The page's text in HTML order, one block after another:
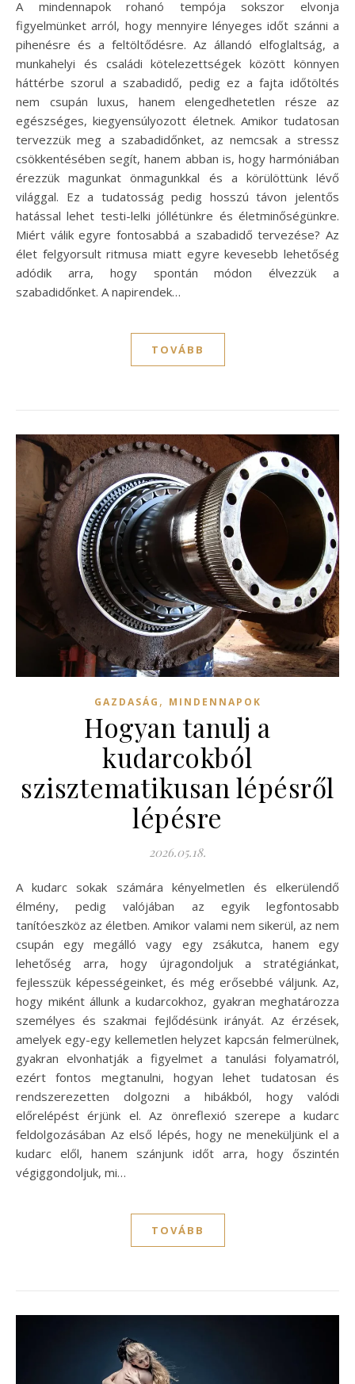
A mindennapok rohanó tempója sokszor elvonja
figyelmünket arról, hogy mennyire lényeges időt szánni a
pihenésre és a feltöltődésre. Az állandó elfoglaltság, a
munkahelyi és családi kötelezettségek között könnyen
háttérbe szorul a szabadidő, pedig ez a fajta időtöltés
nem csupán luxus, hanem elengedhetetlen része az
egészséges, kiegyensúlyozott életnek. Amikor tudatosan
tervezzük meg a szabadidőnket, az nemcsak a stressz
csökkentésében segít, hanem abban is, hogy harmóniában
érezzük magunkat önmagunkkal és a körülöttünk lévő
világgal. Ez a tudatosság pedig hosszú távon jelentős
hatással lehet testi-lelki jóllétünkre és életminőségünkre.
Miért válik egyre fontosabbá a szabadidő tervezése? Az
élet felgyorsult ritmusa miatt egyre kevesebb lehetőség
adódik arra, hogy spontán módon élvezzük a
szabadidőnket. A napirendek…
TOVÁBB
GAZDASÁG , MINDENNAPOK
Hogyan tanulj a
kudarcokból
szisztematikusan lépésről
lépésre
2026.05.18.
A kudarc sokak számára kényelmetlen és elkerülendő
élmény, pedig valójában az egyik legfontosabb
tanítóeszköz az életben. Amikor valami nem sikerül, az nem
csupán egy megálló vagy egy zsákutca, hanem egy
lehetőség arra, hogy újragondoljuk a stratégiánkat,
fejlesszük képességeinket, és még erősebbé váljunk. Az,
hogy miként állunk a kudarcokhoz, gyakran meghatározza
személyes és szakmai fejlődésünk irányát. Az érzések,
amelyek egy-egy kellemetlen helyzet kapcsán felmerülnek,
gyakran elvonhatják a figyelmet a tanulási folyamatról,
ezért fontos megtanulni, hogyan lehet tudatosan és
rendszerezetten dolgozni a hibákból, hogy valódi
előrelépést érjünk el. Az önreflexió szerepe a kudarc
feldolgozásában Az első lépés, hogy ne meneküljünk el a
kudarc elől, hanem szánjunk időt arra, hogy őszintén
végiggondoljuk, mi…
TOVÁBB